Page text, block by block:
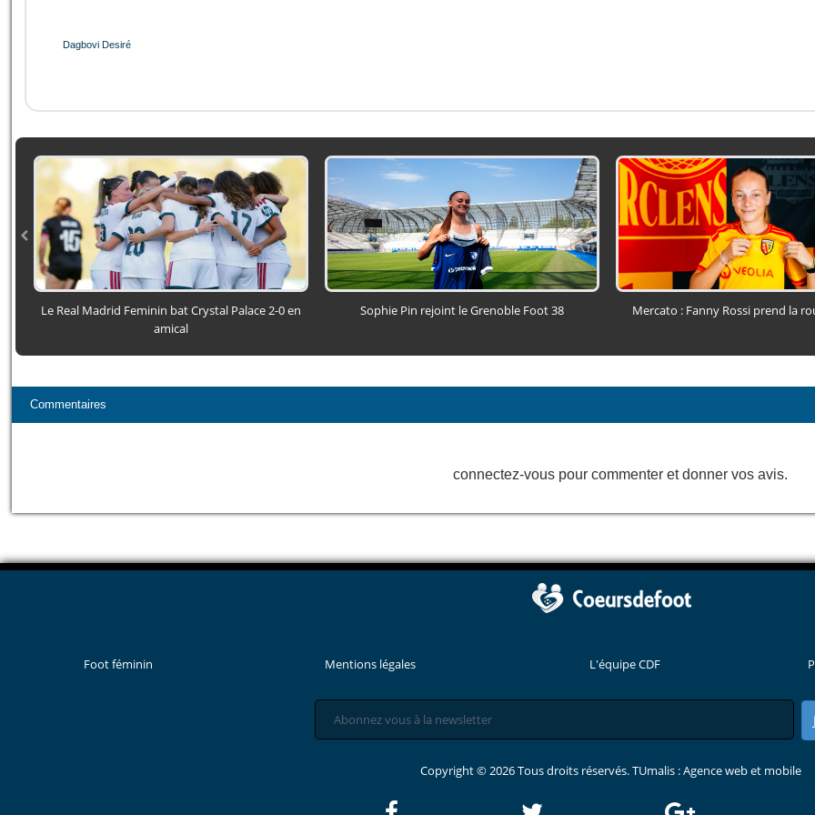
Dagbovi Desiré
Le Real Madrid Feminin bat Crystal Palace 2-0 en
amical
Sophie Pin rejoint le Grenoble Foot 38 Mercato : Fanny Rossi prend la
Commentaires
connectez-vous pour commenter et donner vos avis.
Foot féminin Mentions légales L'équipe CDF
Copyright © 2026 Tous droits réservés. TUmalis : Agence web et mobile